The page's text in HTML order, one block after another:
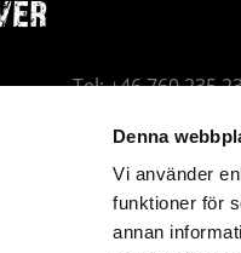
Denna
Vi använder
funktioner för
annan
Tel: +46 760 235
Org.nr: 556778-
Innehar F-
registrerat i Norge.